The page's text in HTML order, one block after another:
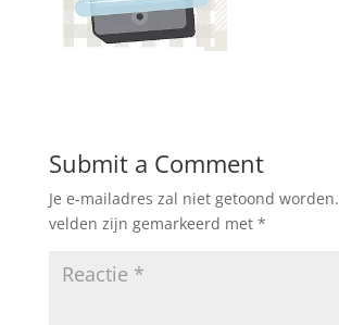
Submit a Comment
Je e-mailadres zal niet getoond worden.
velden zijn gemarkeerd met *